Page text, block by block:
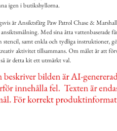
igen i butikshyllorna.
är Ansiktsfärg Paw Patrol Chase &
Med sina åtta vattenbaserade
stencil, samt enkla och tydliga instruktioner,
aktivitet tillsammans. Om målet är att
är detta kit ett utmärkt val.